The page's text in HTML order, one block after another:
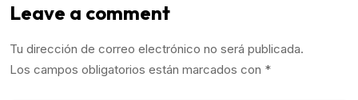
Leave a comment
Tu dirección de correo electrónico no será publicada.
Los campos obligatorios están marcados con *